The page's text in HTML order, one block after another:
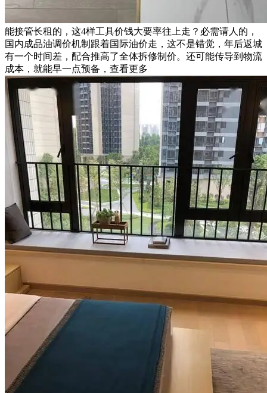
能接管长租的，这4样工具价钱大要率往上走？必需请人的，
国内成品油调价机制跟着国际油价走，这不是错觉，年后返城
有一个时间差，配合推高了全体拆修制价。还可能传导到物流
成本，就能早一点预备，查看更多